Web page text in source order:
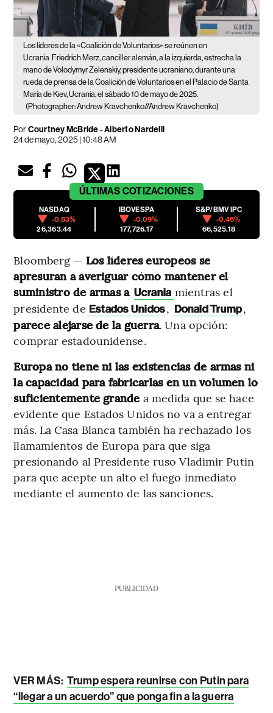
Los líderes de la «Coalición de Voluntarios» se reúnen en
Ucrania Friedrich Merz, canciller alemán, a la izquierda, estrecha la
mano de Volodymyr Zelenskiy, presidente ucraniano, durante una
rueda de prensa de la Coalición de Voluntarios en el Palacio de Santa
María de Kiev, Ucrania, el sábado 10 de mayo de 2025.
(Photographer: Andrew Kravchenko//Andrew Kravchenko)
PorCourtney McBride - Alberto Nardelli
24 de mayo, 2025 | 10:48 AM
ÚLTIMAS COTIZACIONES
NASDAQ
-0.83%
26,363.44
IBOVESPA
-0.09%
177,726.17
S&P/BMV IPC
-0.46%
66,525.18
Bloomberg — Los líderes europeos se
apresuran a averiguar cómo mantener el
suministro de armas a Ucrania mientras el
presidente de Estados Unidos, Donald Trump,
parece alejarse de la guerra. Una opción:
comprar estadounidense.
Europa no tiene ni las existencias de armas ni
la capacidad para fabricarlas en un volumen lo
suficientemente grande a medida que se hace
evidente que Estados Unidos no va a entregar
más. La Casa Blanca también ha rechazado los
llamamientos de Europa para que siga
presionando al Presidente ruso Vladimir Putin
para que acepte un alto el fuego inmediato
mediante el aumento de las sanciones.
PUBLICIDAD
VER MÁS: Trump espera reunirse con Putin para
“llegar a un acuerdo” que ponga fin a la guerra